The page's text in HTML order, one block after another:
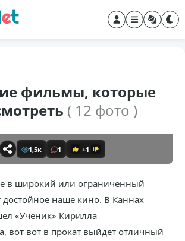
фильмы, которые
( 12 фото )
1,5к 1 +1
в широкий или ограниченный
достойное наше кино. В Каннах
«Ученик» Кирилла
вот вот в прокат выйдет отличный